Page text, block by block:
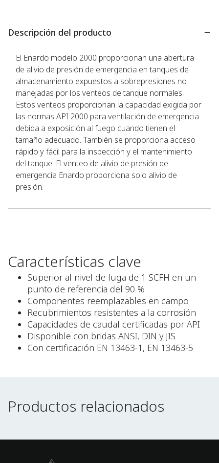
Descripción del producto
El Enardo modelo 2000 proporcionan una abertura
de alivio de presión de emergencia en tanques de
almacenamiento expuestos a sobrepresiones no
manejadas por los venteos de tanque normales.
Estos venteos proporcionan la capacidad exigida por
las normas API 2000 para ventilación de emergencia
debida a exposición al fuego cuando tienen el
tamaño adecuado. También se proporciona acceso
rápido y fácil para la inspección y el mantenimiento
del tanque. El venteo de alivio de presión de
emergencia Enardo proporciona solo alivio de
presión.
Características clave
Superior al nivel de fuga de 1 SCFH en un
punto de referencia del 90 %
Componentes reemplazables en campo
Recubrimientos resistentes a la corrosión
Capacidades de caudal certificadas por API
Disponible con bridas ANSI, DIN y JIS
Con certificación EN 13463-1, EN 13463-5
Productos relacionados
Productos relacionados